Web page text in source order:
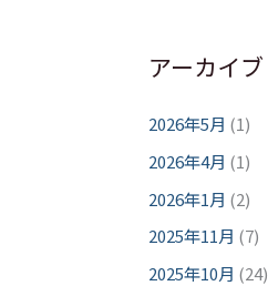
アーカイブ
2026年5月 (1)
2026年4月 (1)
2026年1月 (2)
2025年11月 (7)
2025年10月 (24)